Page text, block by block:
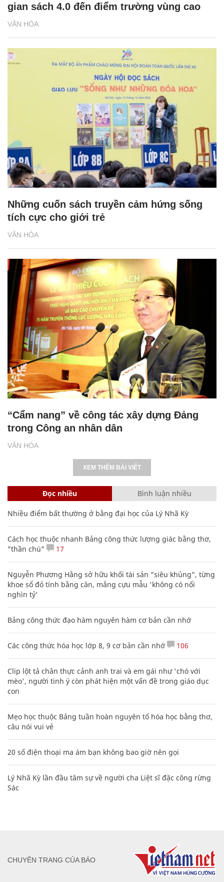
VĂN HÓA
gian sách 4.0 đến điểm trường vùng cao
VĂN HÓA
Những cuốn sách truyền cảm hứng sống
tích cực cho giới trẻ
VĂN HÓA
“Cẩm nang” về công tác xây dựng Đảng
trong Công an nhân dân
XEM THÊM BÀI VIẾT
Đọc nhiều Bình luận nhiều
Nhiều điểm bất thường ở bằng đại học của Lý Nhã Kỳ
Cách học thuộc nhanh Bảng công thức lượng giác bằng thơ,
"thần chú"
17
Nguyễn Phương Hằng sở hữu khối tài sản "siêu khủng", từng
khoe sổ đỏ tính bằng cân, mắng cựu mẫu 'không có nổi
nghìn tỷ'
Bảng công thức đạo hàm nguyên hàm cơ bản cần nhớ
Các công thức hóa học lớp 8, 9 cơ bản cần nhớ 106
Clip lột tả chân thực cảnh anh trai và em gái như 'chó với
mèo', người tinh ý còn phát hiện một vấn đề trong giáo dục
con
Mẹo học thuộc Bảng tuần hoàn nguyên tố hóa học bằng thơ,
câu nói vui vẻ
20 số điện thoại ma ám bạn không bao giờ nên gọi
Lý Nhã Kỳ lần đầu tâm sự về người cha Liệt sĩ đặc công rừng
Sác
CHUYÊN TRANG CỦA BÁO